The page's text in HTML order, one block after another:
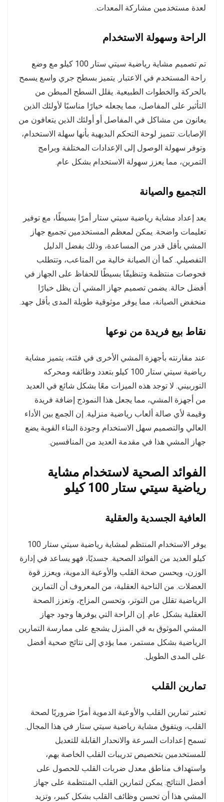
لعدة مستخدمين مشاركة المعدات.
الراحة وسهولة الاستخدام
تم تصميم مشاية رياضية سيتي ستار 100 كيلو مع وضع
راحة المستخدم في الاعتبار. يتميز بسطح جري واسع يسمح
بالحركة والخطوات الطبيعية. يقلل السطح المبطن من
التأثير على المفاصل، مما يجعله خيارًا مناسبًا لأولئك الذين
يعانون من مشاكل في المفاصل أو أولئك الذين يتعافون من
الإصابات. تتميز لوحة التحكم البديهية بأنها سهلة الاستخدام،
وتوفر سهولة الوصول إلى الإعدادات المختلفة وبرامج
التمرين، مما يعزز سهولة الاستخدام بشكل عام.
التجميع والصيانة
يعد إعداد مشاية رياضية سيتي ستار أمرًا بسيطًا، مع توفير
تعليمات واضحة. يمكن لمعظم المستخدمين تجميع جهاز
المشي بأقل قدر من المساعدة، وذلك بفضل الدليل
التفصيلي. كما أن الصيانة خالية من المتاعب، وتتطلب
فحوصات منتظمة وتنظيفًا بسيطًا للحفاظ على الجهاز في
أفضل حالة. يضمن تصميم جهاز المشي أن يظل خيارًا
منخفض الصيانة، مما يوفر موثوقية طويلة المدى بأقل جهد.
نقاط بيع فريدة من نوعها
عند مقارنته بأجهزة المشي الأخرى في فئته، يتميز مشاية
رياضية سيتي ستار 100 كيلو بتعدد وظائفه ومحركه
التوربيني. لا توجد هذه الميزات معًا بشكل شائع في العديد
من أجهزة المشي، مما يجعل هذا النموذج إضافة فريدة
وقيمة لأي صالة ألعاب رياضية منزلية. إن الجمع بين الأداء
العالي والتصميم سهل الاستخدام وجودة البناء القوية يضع
جهاز المشي هذا في مقدمة العديد من المنافسين.
الفوائد الصحية لاستخدام مشاية
رياضية سيتي ستار 100 كيلو
العافية الجسدية والعقلية
يوفر الاستخدام المنتظم لمشاية رياضية سيتي ستار 100
كيلو العديد من الفوائد الصحية. جسديًا، فهو يساعد في إدارة
الوزن، ويحسن صحة القلب والأوعية الدموية، ويعزز قوة
العضلات. من الناحية العقلية، من المعروف أن التمارين
الرياضية تقلل من التوتر، وتحسن المزاج، وتعزز الصحة
العقلية بشكل عام. إن الراحة التي يوفرها وجود جهاز
المشي الموثوق به في المنزل يشجع على ممارسة التمارين
الرياضية بشكل مستمر، مما يؤدي إلى نتائج صحية أفضل
على المدى الطويل.
تمارين القلب
تعتبر تمارين القلب والأوعية الدموية أمرًا ضروريًا لصحة
القلب، ويتفوق مشاية رياضية سيتي ستار في هذا المجال.
تسمح إعدادات السرعة والانحدار القابلة للتعديل
للمستخدمين بتخصيص تدريبات القلب الخاصة بهم،
واستهداف مناطق معدل ضربات القلب للحصول على
أفضل النتائج. يمكن لتمارين القلب المنتظمة على جهاز
المشي هذا أن تحسن وظائف القلب بشكل كبير، وتزيد